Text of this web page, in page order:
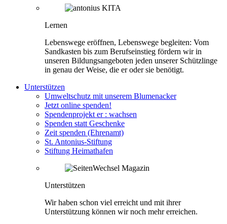
Lernen
Lebenswege eröffnen, Lebenswege begleiten: Vom
Sandkasten bis zum Berufseinstieg fördern wir in
unseren Bildungsangeboten jeden unserer Schützlinge
in genau der Weise, die er oder sie benötigt.
Unterstützen
Umweltschutz mit unserem Blumenacker
Jetzt online spenden!
Spendenprojekt er : wachsen
Spenden statt Geschenke
Zeit spenden (Ehrenamt)
St. Antonius-Stiftung
Stiftung Heimathafen
Unterstützen
Wir haben schon viel erreicht und mit ihrer
Unterstützung können wir noch mehr erreichen.